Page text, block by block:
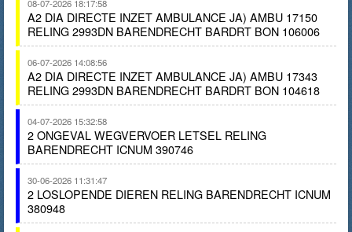
08-07-2026 18:17:58
A2 DIA DIRECTE INZET AMBULANCE JA) AMBU 17150
RELING 2993DN BARENDRECHT BARDRT BON 106006
06-07-2026 14:08:56
A2 DIA DIRECTE INZET AMBULANCE JA) AMBU 17343
RELING 2993DN BARENDRECHT BARDRT BON 104618
04-07-2026 15:32:58
2 ONGEVAL WEGVERVOER LETSEL RELING
BARENDRECHT ICNUM 390746
30-06-2026 11:31:47
2 LOSLOPENDE DIEREN RELING BARENDRECHT ICNUM
380948